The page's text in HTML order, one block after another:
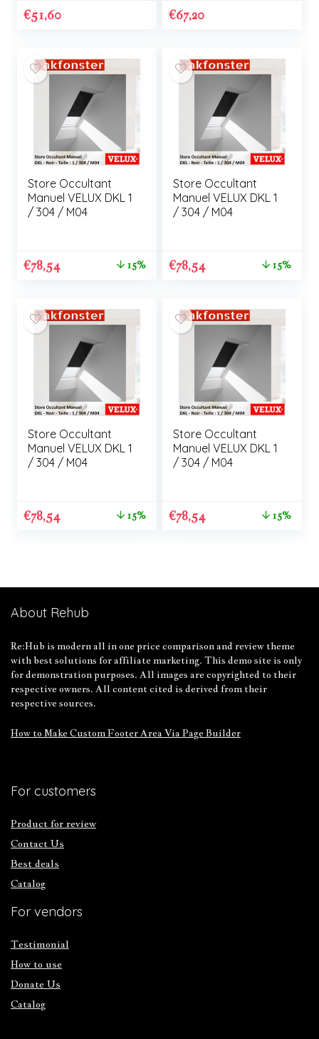
€51,60 €67,20
Store Occultant
Manuel VELUX DKL 1
/ 304 / M04
€78,54 15%
Store Occultant
Manuel VELUX DKL 1
/ 304 / M04
€78,54 15%
Store Occultant
Manuel VELUX DKL 1
/ 304 / M04
€78,54 15%
Store Occultant
Manuel VELUX DKL 1
/ 304 / M04
€78,54 15%
About Rehub
Re:Hub is modern all in one price comparison and review theme
with best solutions for affiliate marketing. This demo site is only
for demonstration purposes. All images are copyrighted to their
respective owners. All content cited is derived from their
respective sources.
How to Make Custom Footer Area Via Page Builder
For customers
Product for review
Contact Us
Best deals
Catalog
For vendors
Testimonial
How to use
Donate Us
Catalog